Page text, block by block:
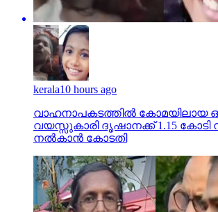
kerala10 hours ago
വാഹനാപകടത്തില്‍ കോമയിലായ
വയസ്സുകാരി ദൃഷാനക്ക് 1.15 കോടി
നല്‍കാന്‍ കോടതി